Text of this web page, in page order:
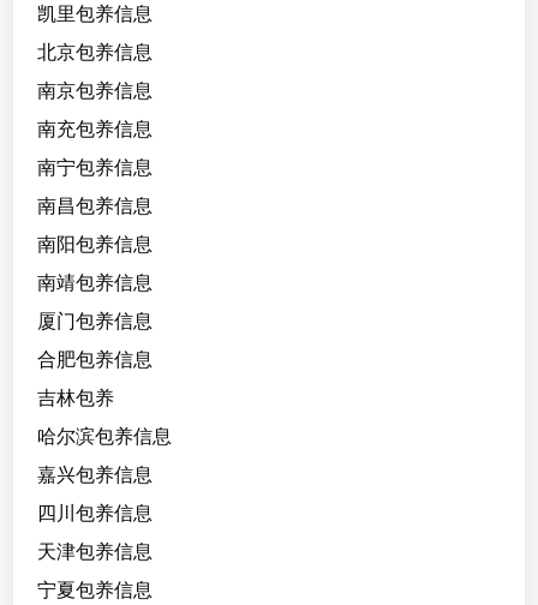
凯里包养信息
北京包养信息
南京包养信息
南充包养信息
南宁包养信息
南昌包养信息
南阳包养信息
南靖包养信息
厦门包养信息
合肥包养信息
吉林包养
哈尔滨包养信息
嘉兴包养信息
四川包养信息
天津包养信息
宁夏包养信息